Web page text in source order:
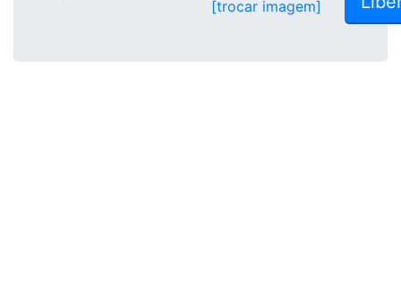
[trocar imagem]